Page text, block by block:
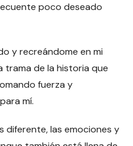
poco deseado
y recreándome en mi
trama de la historia que
fuerza y
mí.
diferente, las emociones y